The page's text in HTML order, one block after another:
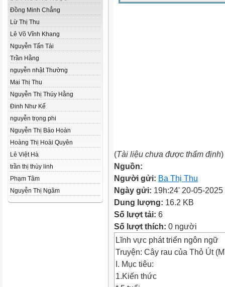
Đồng Minh Chẳng
Lừ Thị Thu
Lê Võ Vĩnh Khang
Nguyễn Tấn Tài
Trần Hằng
nguyễn nhật Thường
Mai Thị Thu
Nguyễn Thị Thúy Hằng
Đinh Như Kế
nguyễn trọng phi
Nguyễn Thị Bảo Hoàn
Hoàng Thị Hoài Quyên
Lê Việt Hà
trần thị thùy linh
Phạm Tâm
Nguyễn Thị Ngâm
(Tài liệu chưa được thẩm định)
Nguồn:
Người gửi: Ba Thị Thu
Ngày gửi: 19h:24' 20-05-2025
Dung lượng: 16.2 KB
Số lượt tải: 6
Số lượt thích: 0 người
Lĩnh vực phát triển ngôn ngữ
Truyện: Cây rau của Thỏ Út
I. Mục tiêu:
1.Kiến thức